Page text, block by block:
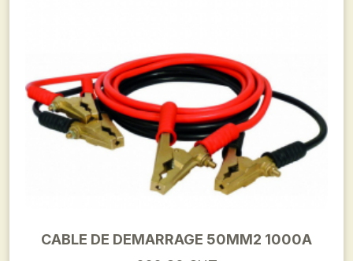
CABLE DE DEMARRAGE 50MM2 1000A